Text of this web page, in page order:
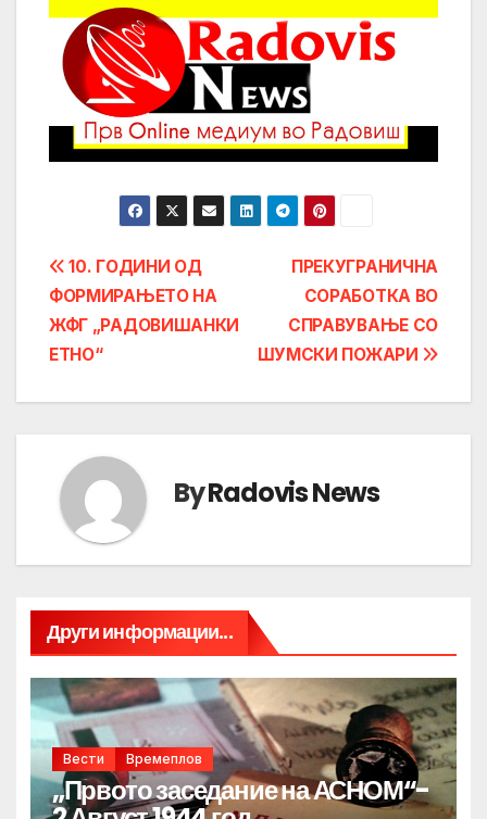
Post
navigation
ПРЕКУГРАНИЧНА
СОРАБОТКА ВО
СПРАВУВАЊЕ СО
ШУМСКИ ПОЖАРИ
10. ГОДИНИ ОД
ФОРМИРАЊЕТО НА
ЖФГ „РАДОВИШАНКИ
ЕТНО“
ByRadovis News
Други информации...
Вести Времеплов
„Првото заседание на АСНОМ“-